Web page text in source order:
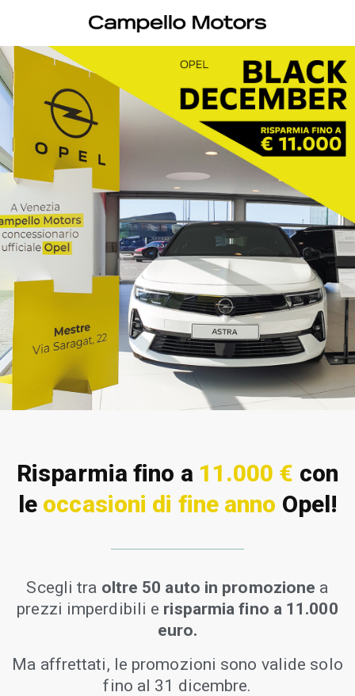
Risparmia fino a 11.000 € con
le occasioni di fine anno Opel!
Scegli tra oltre 50 auto in promozione a
prezzi imperdibili e risparmia fino a 11.000
euro.
Ma affrettati, le promozioni sono valide solo
fino al 31 dicembre.